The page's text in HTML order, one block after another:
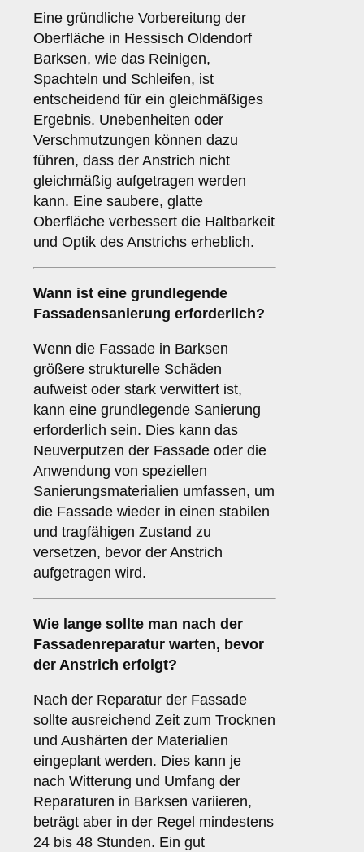
Eine gründliche Vorbereitung der
Oberfläche in Hessisch Oldendorf
Barksen, wie das Reinigen,
Spachteln und Schleifen, ist
entscheidend für ein gleichmäßiges
Ergebnis. Unebenheiten oder
Verschmutzungen können dazu
führen, dass der Anstrich nicht
gleichmäßig aufgetragen werden
kann. Eine saubere, glatte
Oberfläche verbessert die Haltbarkeit
und Optik des Anstrichs erheblich.
Wann ist eine grundlegende
Fassadensanierung erforderlich?
Wenn die Fassade in Barksen
größere strukturelle Schäden
aufweist oder stark verwittert ist,
kann eine grundlegende Sanierung
erforderlich sein. Dies kann das
Neuverputzen der Fassade oder die
Anwendung von speziellen
Sanierungsmaterialien umfassen, um
die Fassade wieder in einen stabilen
und tragfähigen Zustand zu
versetzen, bevor der Anstrich
aufgetragen wird.
Wie lange sollte man nach der
Fassadenreparatur warten, bevor
der Anstrich erfolgt?
Nach der Reparatur der Fassade
sollte ausreichend Zeit zum Trocknen
und Aushärten der Materialien
eingeplant werden. Dies kann je
nach Witterung und Umfang der
Reparaturen in Barksen variieren,
beträgt aber in der Regel mindestens
24 bis 48 Stunden. Ein gut